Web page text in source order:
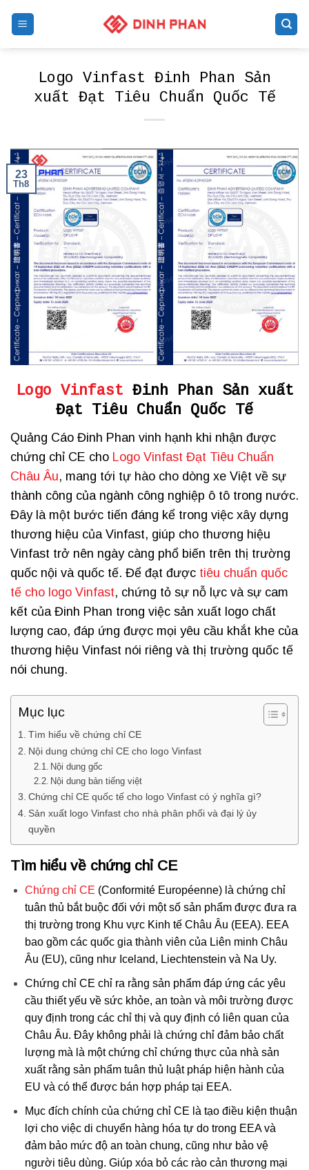
Logo Vinfast Đinh Phan Sản
xuất Đạt Tiêu Chuẩn Quốc Tế
23
Th8
Logo Vinfast Đinh Phan Sản xuất
Đạt Tiêu Chuẩn Quốc Tế
Quảng Cáo Đinh Phan vinh hạnh khi nhận được
chứng chỉ CE cho Logo Vinfast Đạt Tiêu Chuẩn
Châu Âu, mang tới tự hào cho dòng xe Việt về sự
thành công của ngành công nghiệp ô tô trong nước.
Đây là một bước tiến đáng kể trong việc xây dựng
thương hiệu của Vinfast, giúp cho thương hiệu
Vinfast trở nên ngày càng phổ biến trên thị trường
quốc nội và quốc tế. Để đạt được tiêu chuẩn quốc
tế cho logo Vinfast, chứng tỏ sự nỗ lực và sự cam
kết của Đinh Phan trong việc sản xuất logo chất
lượng cao, đáp ứng được mọi yêu cầu khắt khe của
thương hiệu Vinfast nói riêng và thị trường quốc tế
nói chung.
Mục lục
Tìm hiểu về chứng chỉ CE
Nội dung chứng chỉ CE cho logo Vinfast
Nội dung gốc
Nội dung bản tiếng việt
Chứng chỉ CE quốc tế cho logo Vinfast có ý nghĩa gì?
Sản xuất logo Vinfast cho nhà phân phối và đại lý ủy
quyền
Tìm hiểu về chứng chỉ CE
Chứng chỉ CE (Conformité Européenne) là chứng chỉ
tuân thủ bắt buộc đối với một số sản phẩm được đưa ra
thị trường trong Khu vực Kinh tế Châu Âu (EEA). EEA
bao gồm các quốc gia thành viên của Liên minh Châu
Âu (EU), cũng như Iceland, Liechtenstein và Na Uy.
Chứng chỉ CE chỉ ra rằng sản phẩm đáp ứng các yêu
cầu thiết yếu về sức khỏe, an toàn và môi trường được
quy định trong các chỉ thị và quy định có liên quan của
Châu Âu. Đây không phải là chứng chỉ đảm bảo chất
lượng mà là một chứng chỉ chứng thực của nhà sản
xuất rằng sản phẩm tuân thủ luật pháp hiện hành của
EU và có thể được bán hợp pháp tại EEA.
Mục đích chính của chứng chỉ CE là tạo điều kiện thuận
lợi cho việc di chuyển hàng hóa tự do trong EEA và
đảm bảo mức độ an toàn chung, cũng như bảo vệ
người tiêu dùng. Giúp xóa bỏ các rào cản thương mại